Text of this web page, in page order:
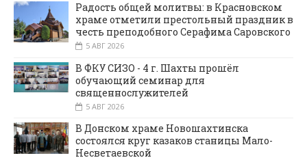
Радость общей молитвы: в Красновском
храме отметили престольный праздник в
честь преподобного Серафима Саровского
5 АВГ 2026
В ФКУ СИЗО - 4 г. Шахты прошёл
обучающий семинар для
священнослужителей
5 АВГ 2026
В Донском храме Новошахтинска
состоялся круг казаков станицы Мало-
Несветаевской